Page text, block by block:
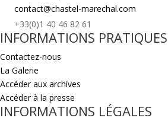
contact@chastel-marechal.com
+33(0)1 40 46 82 61
INFORMATIONS PRATIQUES
Contactez-nous
La Galerie
Accéder aux archives
Accéder à la presse
INFORMATIONS LÉGALES